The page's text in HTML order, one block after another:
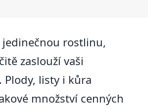
jedinečnou rostlinu,
zaslouží vaši
Plody, listy i kůra
množství cenných